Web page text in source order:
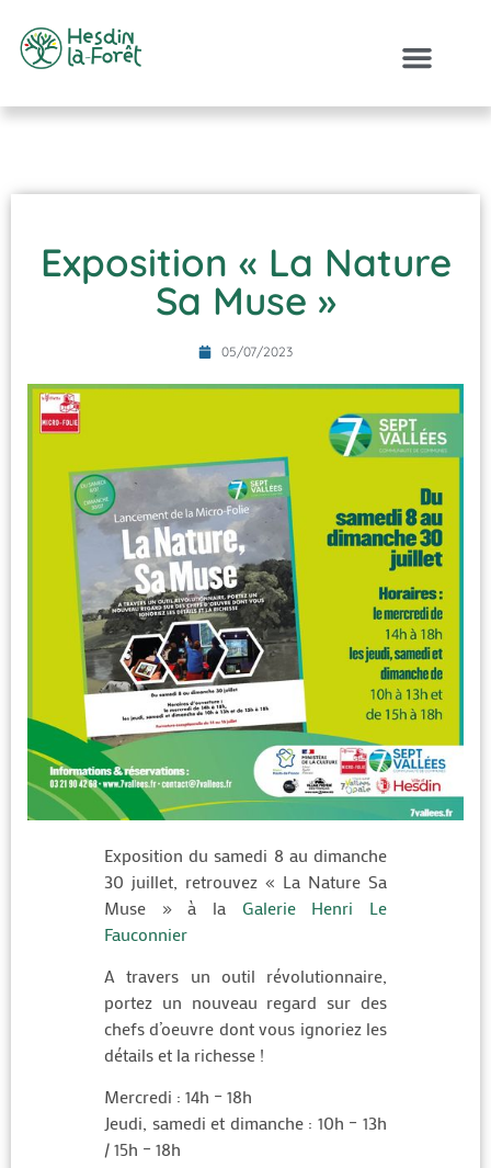
Exposition « La Nature
Sa Muse »
05/07/2023
Exposition du samedi 8 au dimanche
30 juillet, retrouvez « La Nature Sa
Muse » à la Galerie Henri Le
Fauconnier
A travers un outil révolutionnaire,
portez un nouveau regard sur des
chefs d’oeuvre dont vous ignoriez les
détails et la richesse !
Mercredi : 14h – 18h
Jeudi, samedi et dimanche : 10h – 13h
/ 15h – 18h